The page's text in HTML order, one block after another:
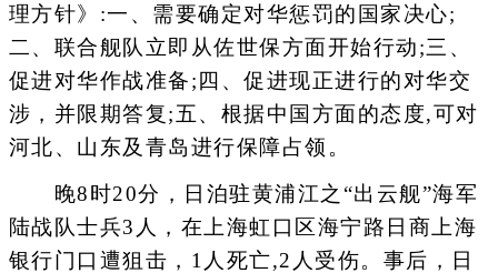
理方针》:一、需要确定对华惩罚的国家决心;
二、联合舰队立即从佐世保方面开始行动;三、
促进对华作战准备;四、促进现正进行的对华交
涉，并限期答复;五、根据中国方面的态度,可对
河北、山东及青岛进行保障占领。
晚8时20分，日泊驻黄浦江之“出云舰”海军
陆战队士兵3人，在上海虹口区海宁路日商上海
银行门口遭狙击，1人死亡,2人受伤。事后，日